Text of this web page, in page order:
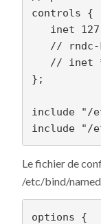
controls {
inet
//
// inet
};
include "/
Le fichier de
/etc/bind/
options {